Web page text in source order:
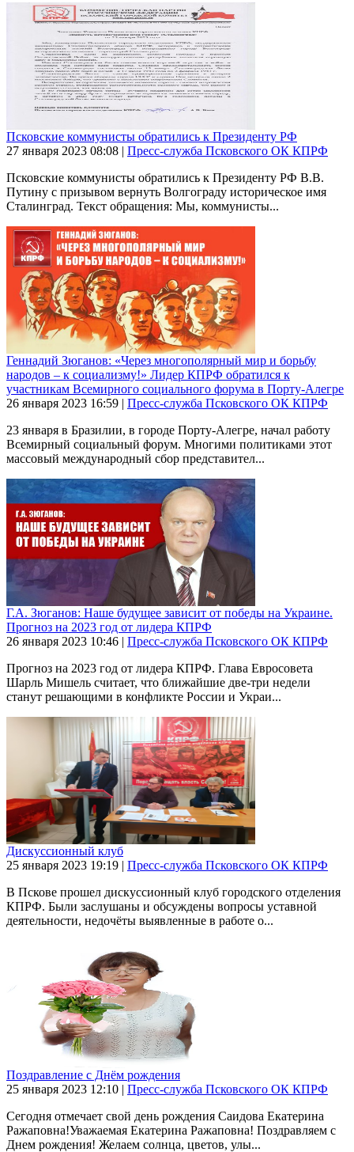
Псковские коммунисты обратились к Президенту РФ
27 января 2023 08:08 | Пресс-служба Псковского ОК КПРФ
Псковские коммунисты обратились к Президенту РФ В.В.
Путину с призывом вернуть Волгограду историческое имя
Сталинград. Текст обращения: Мы, коммунисты...
Геннадий Зюганов: «Через многополярный мир и борьбу
народов – к социализму!» Лидер КПРФ обратился к
участникам Всемирного социального форума в Порту-Алегре
26 января 2023 16:59 | Пресс-служба Псковского ОК КПРФ
23 января в Бразилии, в городе Порту-Алегре, начал работу
Всемирный социальный форум. Многими политиками этот
массовый международный сбор представител...
Г.А. Зюганов: Наше будущее зависит от победы на Украине.
Прогноз на 2023 год от лидера КПРФ
26 января 2023 10:46 | Пресс-служба Псковского ОК КПРФ
Прогноз на 2023 год от лидера КПРФ. Глава Евросовета
Шарль Мишель считает, что ближайшие две-три недели
станут решающими в конфликте России и Украи...
Дискуссионный клуб
25 января 2023 19:19 | Пресс-служба Псковского ОК КПРФ
В Пскове прошел дискуссионный клуб городского отделения
КПРФ. Были заслушаны и обсуждены вопросы уставной
деятельности, недочёты выявленные в работе о...
Поздравление с Днём рождения
25 января 2023 12:10 | Пресс-служба Псковского ОК КПРФ
Сегодня отмечает свой день рождения Саидова Екатерина
Ражаповна!Уважаемая Екатерина Ражаповна! Поздравляем с
Днем рождения! Желаем солнца, цветов, улы...